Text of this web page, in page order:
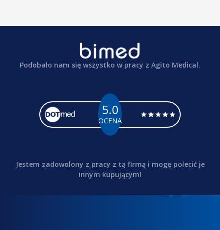
Podobało nam się wszystko w pracy z Agito Medical.
5.0
OCENA
Jestem zadowolony z pracy z tą firmą i mogę polecić je
innym kupującym!